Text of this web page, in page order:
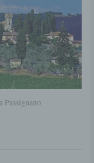
Passignano